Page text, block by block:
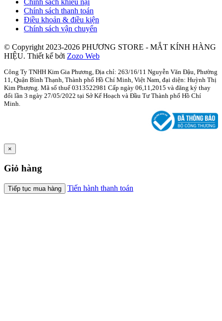
Chính sách khiếu nại
Chính sách thanh toán
Điều khoản & điều kiện
Chính sách vận chuyển
© Copyright 2023-2026 PHƯƠNG STORE - MẮT KÍNH HÀNG
HIỆU. Thiết kế bởi Zozo Web
Công Ty TNHH Kim Gia Phương, Địa chỉ: 263/16/11 Nguyễn Văn Đậu, Phường
11, Quận Bình Thạnh, Thành phố Hồ Chí Minh, Việt Nam, đại diện: Huỳnh Thị
Kim Phượng. Mã số thuế 0313522981 Cấp ngày 06,11,2015 và đăng ký thay
đổi lần 3 ngày 27/05/2022 tại Sở Kế Hoạch và Đầu Tư Thành phố Hồ Chí
Minh.
×
Giỏ hàng
Tiếp tục mua hàng Tiến hành thanh toán